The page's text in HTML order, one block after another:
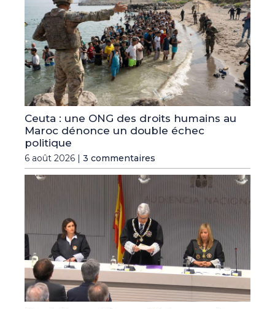
Ceuta : une ONG des droits humains au
Maroc dénonce un double échec
politique
6 août 2026 | 3 commentaires